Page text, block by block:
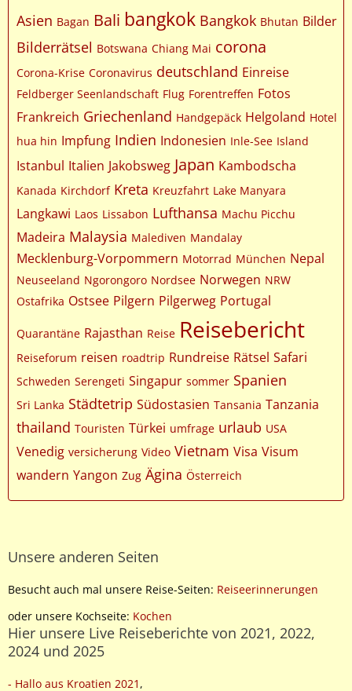
Asien Bagan Bali bangkok Bangkok Bhutan Bilder
Bilderrätsel Botswana Chiang Mai corona
Corona-Krise Coronavirus deutschland Einreise
Feldberger Seenlandschaft Flug Forentreffen Fotos
Frankreich Griechenland Handgepäck Helgoland Hotel
hua hin Impfung Indien Indonesien Inle-See Island
Istanbul Italien Jakobsweg Japan Kambodscha
Kanada Kirchdorf Kreta Kreuzfahrt Lake Manyara
Langkawi Laos Lissabon Lufthansa Machu Picchu
Madeira Malaysia Malediven Mandalay
Mecklenburg-Vorpommern Motorrad München Nepal
Neuseeland Ngorongoro Nordsee Norwegen NRW
Ostafrika Ostsee Pilgern Pilgerweg Portugal
Quarantäne Rajasthan Reise Reisebericht
Reiseforum reisen roadtrip Rundreise Rätsel Safari
Schweden Serengeti Singapur sommer Spanien
Sri Lanka Städtetrip Südostasien Tansania Tanzania
thailand Touristen Türkei umfrage urlaub USA
Venedig versicherung Video Vietnam Visa Visum
wandern Yangon Zug Ägina Österreich
Unsere anderen Seiten
Besucht auch mal unsere Reise-Seiten: Reiseerinnerungen
oder unsere Kochseite: Kochen
Hier unsere Live Reiseberichte von 2021, 2022,
2024 und 2025
- Hallo aus Kroatien 2021 ,